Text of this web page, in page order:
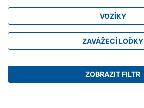
VOZÍKY
ZAVÁŽECÍ LOĎKY
ZOBRAZIT FILTR